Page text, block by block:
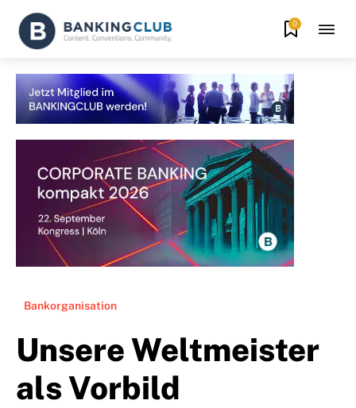
0
Bankorganisation
Unsere Weltmeister
als Vorbild